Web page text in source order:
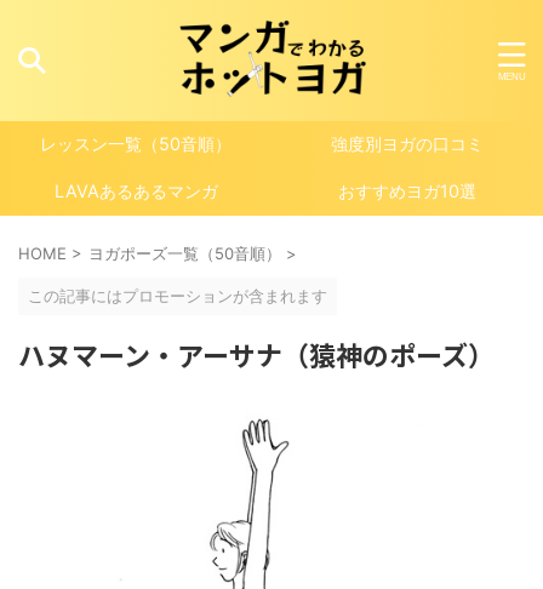
レッスン一覧（50音順） 強度別ヨガの口コミ
LAVAあるあるマンガ おすすめヨガ10選
HOME > ヨガポーズ一覧（50音順） >
この記事にはプロモーションが含まれます
ハヌマーン・アーサナ（猿神のポーズ）